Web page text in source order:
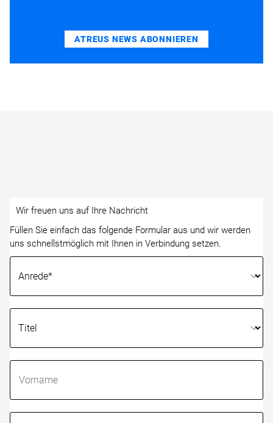
ATREUS NEWS ABONNIEREN
Wir freuen uns auf Ihre Nachricht
Füllen Sie einfach das folgende Formular aus und wir werden
uns schnellstmöglich mit Ihnen in Verbindung setzen.